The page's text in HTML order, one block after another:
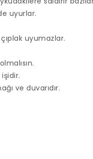
uyurlar.
uyumazlar.
işidir.
ve duvarıdır.